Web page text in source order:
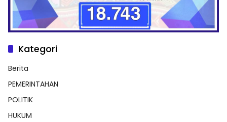
Kategori
Berita
PEMERINTAHAN
POLITIK
HUKUM